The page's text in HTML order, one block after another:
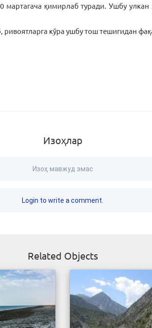
мартагача қимирлаб туради. Ушбу
кўра ушбу тош тешигидан
Изоҳлар
Изоҳ мавжуд эмас
Login to write a comment.
Related Objects